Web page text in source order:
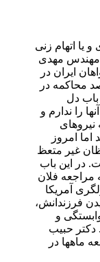
یا اتهام زنی
مهندس مهدی
ایران در
محاکمه در
دل
را ندارم و
امروز
غیر متعظ
در این باب
مراجعه فلان
آمریکا
فرزندانش،
و
دکتر حبیب
ماهها در